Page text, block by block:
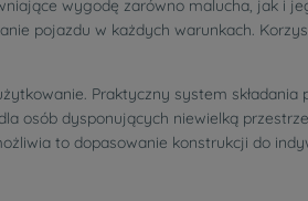
wygodę zarówno malucha, jak i
pojazdu w każdych warunkach.
Praktyczny system składania
osób dysponujących niewielką
to dopasowanie konstrukcji do